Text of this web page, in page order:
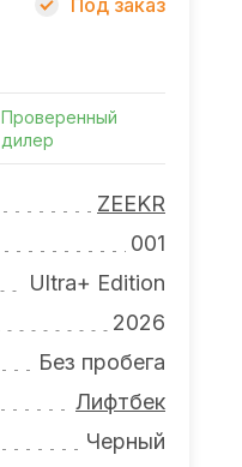
Под заказ
Проверенный
дилер
ZEEKR
001
Ultra+ Edition
2026
Без пробега
Лифтбек
Черный